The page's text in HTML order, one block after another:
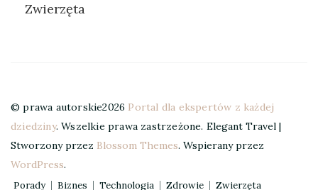
Zwierzęta
© prawa autorskie2026 Portal dla ekspertów z każdej
dziedziny. Wszelkie prawa zastrzeżone. Elegant Travel |
Stworzony przez Blossom Themes. Wspierany przez
WordPress.
Porady Biznes Technologia Zdrowie Zwierzęta